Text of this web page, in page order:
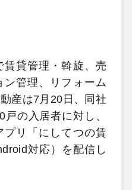
貸管理・斡旋、売
ン管理、リフォーム
産は7月20日、同社
の入居者に対し、
プリ「にしてつの賃
対応）を配信し